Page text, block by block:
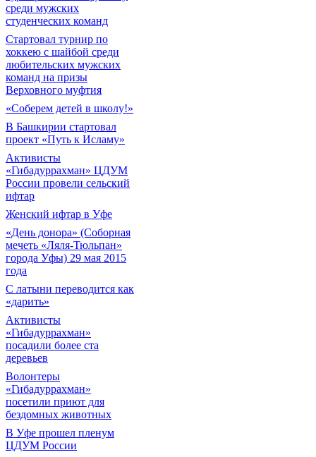
среди мужских
студенческих команд
Cтартовал турнир по
хоккею с шайбой среди
любительских мужских
команд на призы
Верховного муфтия
«Соберем детей в школу!»
В Башкирии стартовал
проект «Путь к Исламу»
Активисты
«Гибадуррахман» ЦДУМ
России провели сельский
ифтар
Женский ифтар в Уфе
«День донора» (Соборная
мечеть «Ляля-Тюльпан»
города Уфы) 29 мая 2015
года
С латыни переводится как
«дарить»
Активисты
«Гибадуррахман»
посадили более ста
деревьев
Волонтеры
«Гибадуррахман»
посетили приют для
бездомных животных
В Уфе прошел пленум
ЦДУМ России